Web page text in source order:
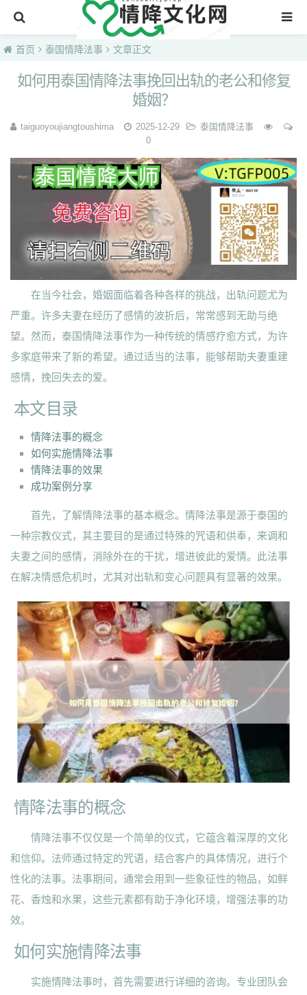
首页
首页 泰国情降法事 文章正文
如何用泰国情降法事挽回出轨的老公和修复
婚姻？
taiguoyoujiangtoushima 2025-12-29
泰国情降法事
0
在当今社会，婚姻面临着各种各样的挑战，出轨问题尤为
严重。许多夫妻在经历了感情的波折后，常常感到无助与绝
望。然而，泰国情降法事作为一种传统的情感疗愈方式，为许
多家庭带来了新的希望。通过适当的法事，能够帮助夫妻重建
感情，挽回失去的爱。
本文目录
情降法事的概念
如何实施情降法事
情降法事的效果
成功案例分享
首先，了解情降法事的基本概念。情降法事是源于泰国的
一种宗教仪式，其主要目的是通过特殊的咒语和供奉，来调和
夫妻之间的感情，消除外在的干扰，增进彼此的爱情。此法事
在解决情感危机时，尤其对出轨和变心问题具有显著的效果。
情降法事的概念
情降法事不仅仅是一个简单的仪式，它蕴含着深厚的文化
和信仰。法师通过特定的咒语，结合客户的具体情况，进行个
性化的法事。法事期间，通常会用到一些象征性的物品，如鲜
花、香烛和水果，这些元素都有助于净化环境，增强法事的功
效。
如何实施情降法事
实施情降法事时，首先需要进行详细的咨询。专业团队会